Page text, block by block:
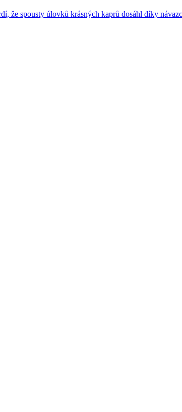
že spousty úlovků krásných kaprů dosáhl díky